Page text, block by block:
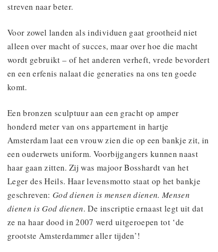
streven naar beter.
Voor zowel landen als individuen gaat grootheid niet
alleen over macht of succes, maar over hoe die macht
wordt gebruikt – of het anderen verheft, vrede bevordert
en een erfenis nalaat die generaties na ons ten goede
komt.
Een bronzen sculptuur aan een gracht op amper
honderd meter van ons appartement in hartje
Amsterdam laat een vrouw zien die op een bankje zit, in
een ouderwets uniform. Voorbijgangers kunnen naast
haar gaan zitten. Zij was majoor Bosshardt van het
Leger des Heils. Haar levensmotto staat op het bankje
geschreven: God dienen is mensen dienen. Mensen
dienen is God dienen. De inscriptie ernaast legt uit dat
ze na haar dood in 2007 werd uitgeroepen tot ‘de
grootste Amsterdammer aller tijden’!